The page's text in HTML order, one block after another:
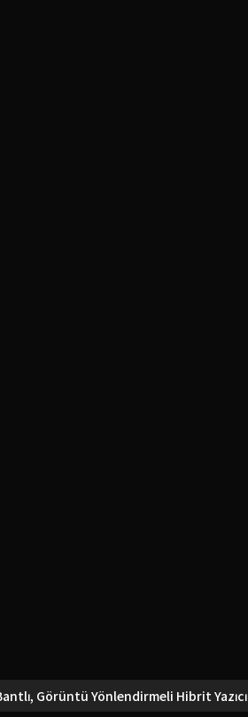
Görüntü Yönlendirmeli Hibrit Yazıcı